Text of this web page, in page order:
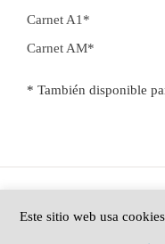
Carnet A1*
Carnet AM*
* También disponible
Este sitio web usa